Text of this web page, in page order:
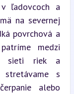
ľadovcoch a
na severnej
povrchová a
medzi
sieti riek a
s
alebo